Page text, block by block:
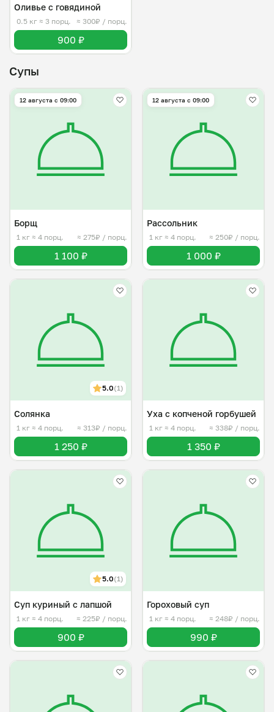
Оливье с говядиной
0.5 кг ≈ 3 порц. ≈ 300₽ / порц.
900 ₽
Супы
12 августа с 09:00
Борщ
1 кг ≈ 4 порц. ≈ 275₽ / порц.
1 100 ₽
12 августа с 09:00
Рассольник
1 кг ≈ 4 порц. ≈ 250₽ / порц.
1 000 ₽
5.0(1)
Солянка
1 кг ≈ 4 порц. ≈ 313₽ / порц.
1 250 ₽
Уха с копченой горбушей
1 кг ≈ 4 порц. ≈ 338₽ / порц.
1 350 ₽
5.0(1)
Суп куриный с лапшой
1 кг ≈ 4 порц. ≈ 225₽ / порц.
900 ₽
Гороховый суп
1 кг ≈ 4 порц. ≈ 248₽ / порц.
990 ₽